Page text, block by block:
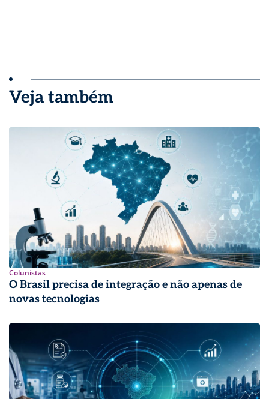
Veja também
Colunistas
O Brasil precisa de integração e não apenas de
novas tecnologias